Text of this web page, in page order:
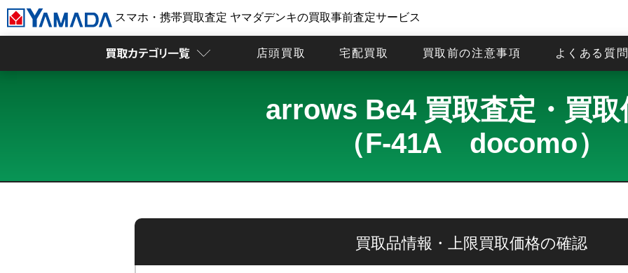
スマホ・携帯買取査定 ヤマダデンキの買取事前査定サービス
店頭買取 宅配買取 買取前の注意事項 よくある質問
arrows Be4 買取査定・買取
（F-41A docomo）
買取品情報・上限買取価格の確認